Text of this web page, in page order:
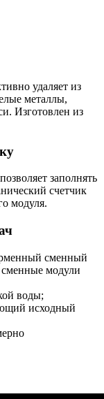
удаляет из
металлы,
Изготовлен из
заполнять
счетчик
модуля.
сменный
модули
воды;
исходный